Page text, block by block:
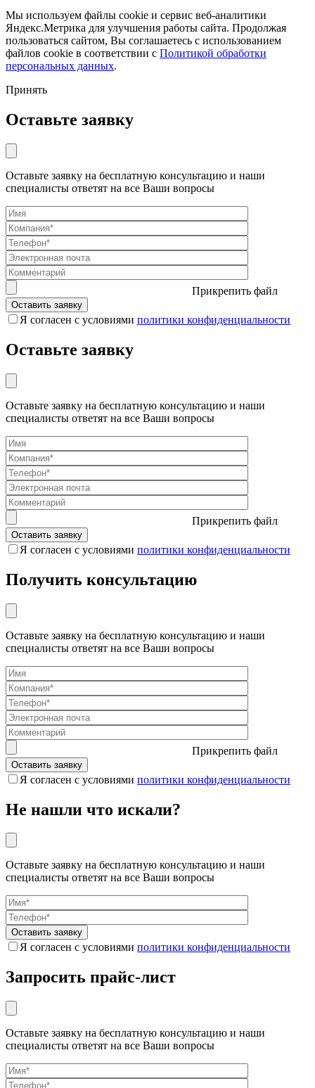
Мы используем файлы cookie и сервис веб-аналитики
Яндекс.Метрика для улучшения работы сайта. Продолжая
пользоваться сайтом, Вы соглашаетесь с использованием
файлов cookie в соответствии с Политикой обработки
персональных данных.
Принять
Оставьте заявку
Оставьте заявку на бесплатную консультацию и наши
специалисты ответят на все Ваши вопросы
Прикрепить файл
Я согласен с условиями политики конфиденциальности
Оставьте заявку
Оставьте заявку на бесплатную консультацию и наши
специалисты ответят на все Ваши вопросы
Прикрепить файл
Я согласен с условиями политики конфиденциальности
Получить консультацию
Оставьте заявку на бесплатную консультацию и наши
специалисты ответят на все Ваши вопросы
Прикрепить файл
Я согласен с условиями политики конфиденциальности
Не нашли что искали?
Оставьте заявку на бесплатную консультацию и наши
специалисты ответят на все Ваши вопросы
Я согласен с условиями политики конфиденциальности
Запросить прайс-лист
Оставьте заявку на бесплатную консультацию и наши
специалисты ответят на все Ваши вопросы